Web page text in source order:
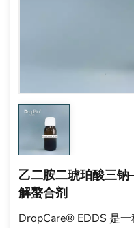
乙二胺二琥珀酸三
解螯合剂
DropCare® EDDS 是一